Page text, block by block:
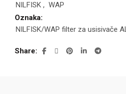
NILFISK , WAP
Oznaka:
NILFISK/WAP filter za usisivače
Share